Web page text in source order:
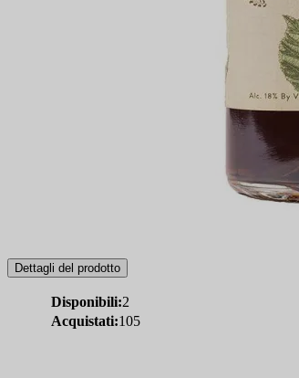
Dettagli del prodotto
Disponibili:2
Acquistati:105